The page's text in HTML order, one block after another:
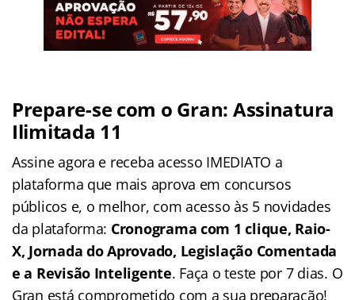
Prepare-se com o Gran: Assinatura
Ilimitada 11
Assine agora e receba acesso IMEDIATO a
plataforma que mais aprova em concursos
públicos e, o melhor, com acesso às 5 novidades
da plataforma: Cronograma com 1 clique, Raio-
X, Jornada do Aprovado, Legislação Comentada
e a Revisão Inteligente. Faça o teste por 7 dias. O
Gran está comprometido com a sua preparação!